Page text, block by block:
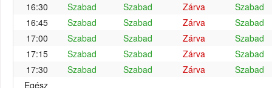
16:30 Szabad Szabad Zárva
Szabad
16:45
Szabad Szabad Zárva
Szabad
17:00
Szabad Szabad Zárva
Szabad
17:15
Szabad Szabad Zárva
Szabad
17:30
Szabad Szabad Zárva
Szabad
Egész